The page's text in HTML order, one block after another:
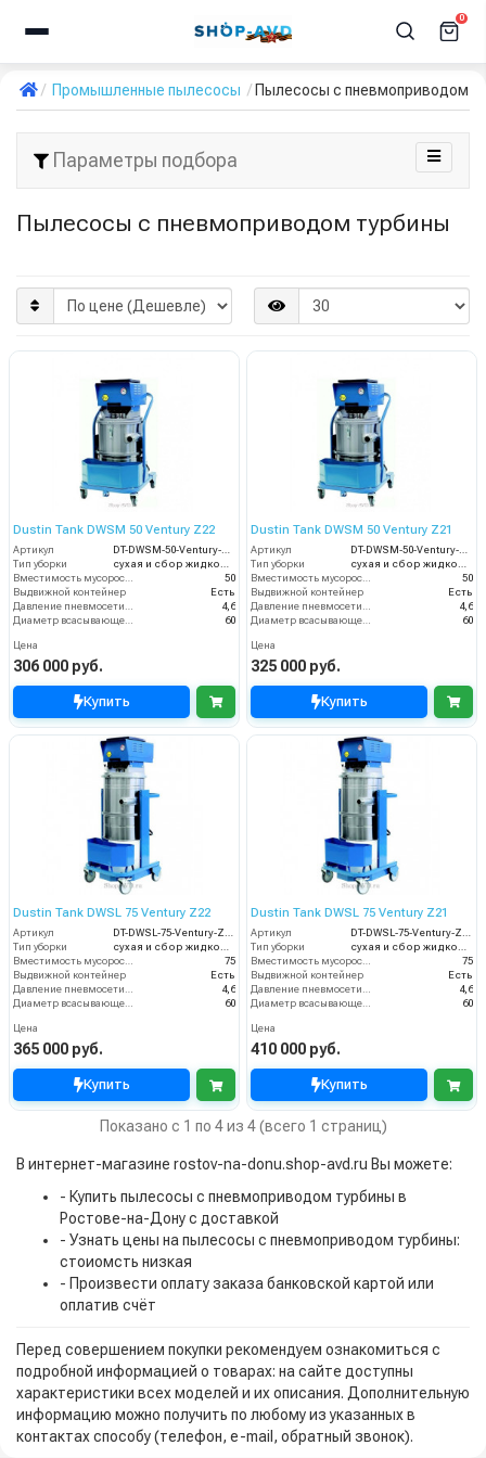
0
Промышленные пылесосы Пылесосы с пневмоприводом
Параметры подбора
Пылесосы с пневмоприводом турбины
Dustin Tank DWSM 50 Ventury Z22
Артикул
Тип уборки
50
Выдвижной контейнер
Есть
4,6
60
Цена
306 000 руб.
Купить
Dustin Tank DWSM 50 Ventury Z21
Артикул
Тип уборки
50
Выдвижной контейнер
Есть
4,6
60
Цена
325 000 руб.
Купить
Dustin Tank DWSL 75 Ventury Z22
Артикул
DT-DWSL-75-Ventury-Z22
Тип уборки
сухая и сбор жидкостей
Вместимость мусоросборника (л)
75
Выдвижной контейнер
Есть
Давление пневмосети (бар)
4,6
Диаметр всасывающего отверстия (мм)
60
Цена
365 000 руб.
Купить
Dustin Tank DWSL 75 Ventury Z21
Артикул
DT-DWSL-75-Ventury-Z21
Тип уборки
сухая и сбор жидкостей
Вместимость мусоросборника (л)
75
Выдвижной контейнер
Есть
Давление пневмосети (бар)
4,6
Диаметр всасывающего отверстия (мм)
60
Цена
410 000 руб.
Купить
Показано с 1 по 4 из 4 (всего 1 страниц)
В интернет-магазине rostov-na-donu.shop-avd.ru Вы можете:
- Купить пылесосы с пневмоприводом турбины в
Ростове-на-Дону с доставкой
- Узнать цены на пылесосы с пневмоприводом турбины:
стоиомсть низкая
- Произвести оплату заказа банковской картой или
оплатив счёт
Перед совершением покупки рекомендуем ознакомиться с
подробной информацией о товарах: на сайте доступны
характеристики всех моделей и их описания. Дополнительную
информацию можно получить по любому из указанных в
контактах способу (телефон, e-mail, обратный звонок).